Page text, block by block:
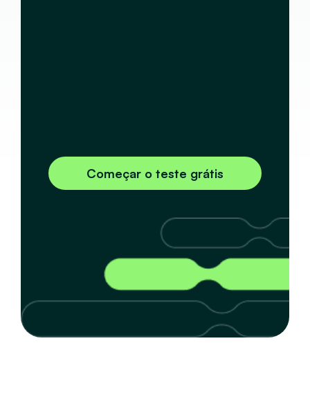
Começar o teste grátis